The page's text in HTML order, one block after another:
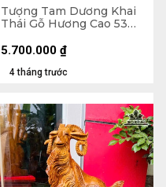
Tượng Tam Dương Khai
Thái Gỗ Hương Cao 53
10kg
4 tháng trước
5.700.000 ₫